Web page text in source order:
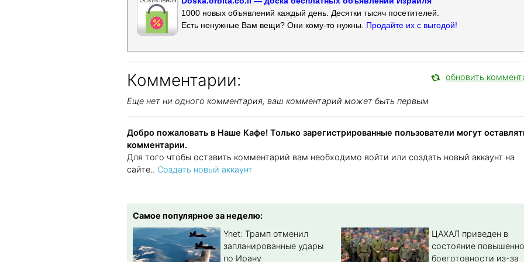
1000 новых объявлений каждый день. Десятки тысяч посетителей.
Есть ненужные Вам вещи? Они кому-то нужны. Продайте их с выгодой!
Комментарии: обновить
Еще нет ни одного комментария, ваш комментарий может быть первым
Добро пожаловать в Наше Кафе! Только зарегистрированные пользователи могут
комментарии.
Для того чтобы оставить комментарий вам необходимо войти или создать новый аккаунт на
сайте.. Создать новый аккаунт
Самое популярное за неделю:
Ynet: Трамп отменил
запланированные удары
по Ирану
ЦАХАЛ приведен в
состояние
боеготовности из-за